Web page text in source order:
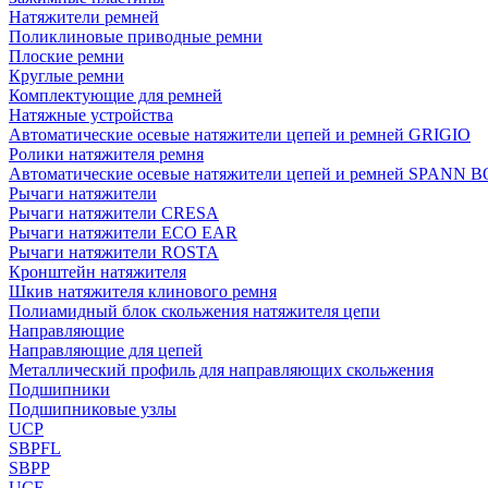
Натяжители ремней
Поликлиновые приводные ремни
Плоские ремни
Круглые ремни
Комплектующие для ремней
Натяжные устройства
Автоматические осевые натяжители цепей и ремней GRIGIO
Ролики натяжителя ремня
Автоматические осевые натяжители цепей и ремней SPANN
Рычаги натяжители
Рычаги натяжители CRESA
Рычаги натяжители ECO EAR
Рычаги натяжители ROSTA
Кронштейн натяжителя
Шкив натяжителя клинового ремня
Полиамидный блок скольжения натяжителя цепи
Направляющие
Направляющие для цепей
Металлический профиль для направляющих скольжения
Подшипники
Подшипниковые узлы
UCP
SBPFL
SBPP